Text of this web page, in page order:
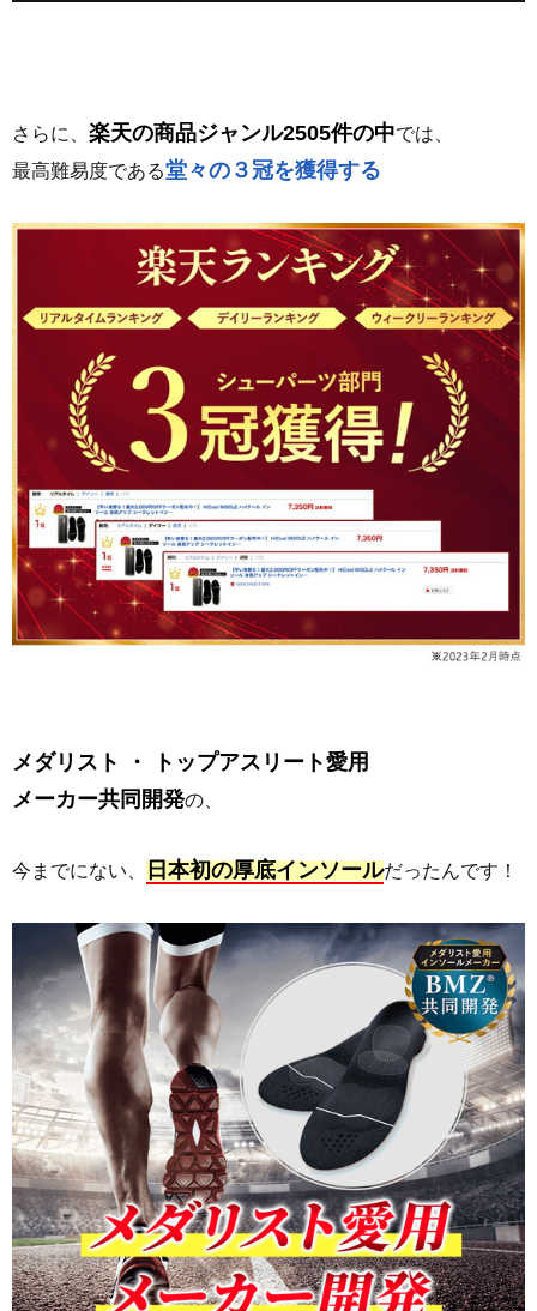
さらに、 楽天の商品ジャンル2505件の中では、
最高難易度である堂々の３冠を獲得する
メダリスト ・ トップアスリート愛用
メーカー共同開発の、
今までにない、 日本初の厚底インソールだったんです！